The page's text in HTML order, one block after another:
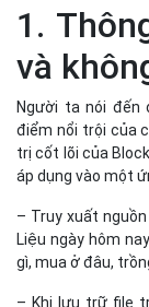
gì, mua ở đâu,
– Khi lưu trữ file
đây 10 năm tôi đã
Trong phần lớn
blockchain là nó
sự lãng phí lớn
nhiều "rác".
download toàn
thông tin về giao
thông tin khác
khác nữa thì sẽ
thống phải